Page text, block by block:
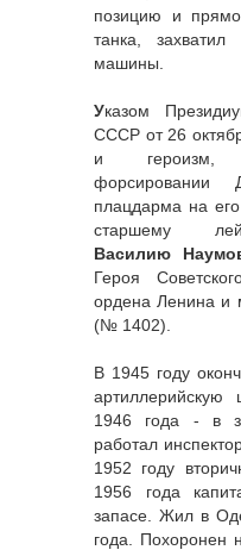
позицию и
танка,
машины.
Указом
СССР от 26
и героизм,
форсировании
плацдарма на
старшему
Василию
Героя
ордена Ленина и
(№ 1402).
В 1945 году
1946 года - в
работал
1952 году
1956 года
запасе. Жил в
года. Похоронен